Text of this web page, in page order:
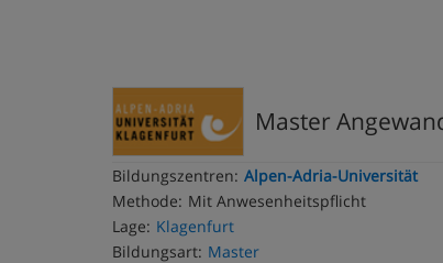
Master
Bildungszentren: Alpen-Adria-Universität
Methode: Mit Anwesenheitspflicht
Lage: Klagenfurt
Bildungsart: Master